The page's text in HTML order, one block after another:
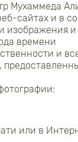
Мухаммеда
сайтах и в
изображения
времени
и
или в